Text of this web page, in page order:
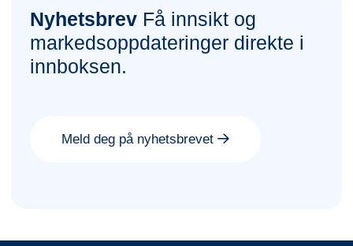
Nyhetsbrev Få innsikt og
markedsoppdateringer direkte i
innboksen.
Meld deg på nyhetsbrevet